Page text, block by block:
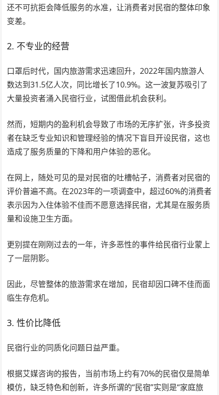
还不可抗拒会降低服务的水准，让消费者对民宿的整体印象
变差。
2. 不专业的经营
口罩后时代，国内旅游需求迅速回升，2022年国内旅游人
数达到31.5亿人次，同比增长了10.9%。这一波复苏吸引了
大量投资者涌入民宿行业，试图借此机会获利。
然而，短期内的盈利机会导致了市场的无序扩张，许多投资
者在缺乏专业知识和管理经验的情况下盲目开设民宿，这也
造成了服务质量的下降和用户体验的恶化。
在网上，随处可见的是对民宿的吐槽帖子，消费者对民宿的
评价普遍不高。在2023年的一项调查中，超过60%的消费者
表示因为入住体验不佳而不愿意选择民宿，尤其是在服务质
量和设施卫生方面。
更别提在刚刚过去的一年，许多恶性的事件给民宿行业蒙上
了一层阴影。
因此，尽管整体的旅游需求在增加，民宿却因口碑不佳而面
临生存危机。
3. 性价比降低
民宿行业的同质化问题日益严重。
根据艾媒咨询的报告，当前市场上约有70%的民宿仅是简单
模仿，缺乏特色和创新，许多所谓的“民宿”实则是“家庭旅